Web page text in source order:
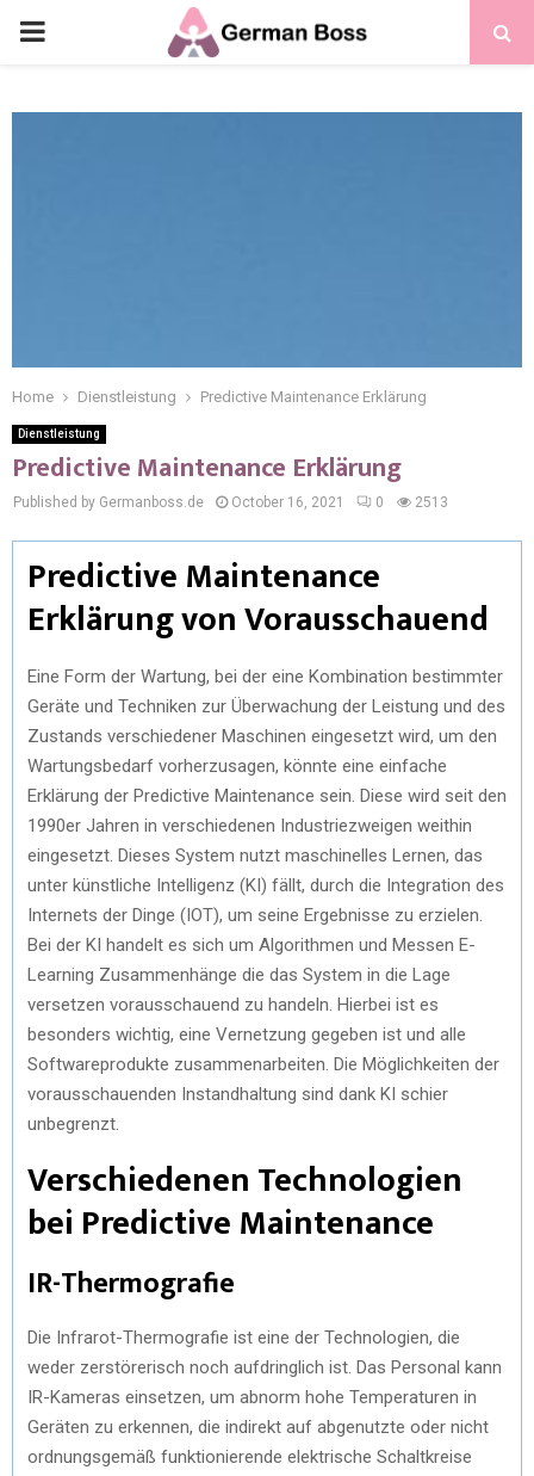
Home Dienstleistung Predictive Maintenance Erklärung
Dienstleistung
Predictive Maintenance Erklärung
Published by Germanboss.de October 16, 2021 0 2513
Predictive Maintenance
Erklärung von Vorausschauend
Eine Form der Wartung, bei der eine Kombination bestimmter
Geräte und Techniken zur Überwachung der Leistung und des
Zustands verschiedener Maschinen eingesetzt wird, um den
Wartungsbedarf vorherzusagen, könnte eine einfache
Erklärung der Predictive Maintenance sein. Diese wird seit den
1990er Jahren in verschiedenen Industriezweigen weithin
eingesetzt. Dieses System nutzt maschinelles Lernen, das
unter künstliche Intelligenz (KI) fällt, durch die Integration des
Internets der Dinge (IOT), um seine Ergebnisse zu erzielen.
Bei der KI handelt es sich um Algorithmen und Messen E-
Learning Zusammenhänge die das System in die Lage
versetzen vorausschauend zu handeln. Hierbei ist es
besonders wichtig, eine Vernetzung gegeben ist und alle
Softwareprodukte zusammenarbeiten. Die Möglichkeiten der
vorausschauenden Instandhaltung sind dank KI schier
unbegrenzt.
Verschiedenen Technologien
bei Predictive Maintenance
IR-Thermografie
Die Infrarot-Thermografie ist eine der Technologien, die
weder zerstörerisch noch aufdringlich ist. Das Personal kann
IR-Kameras einsetzen, um abnorm hohe Temperaturen in
Geräten zu erkennen, die indirekt auf abgenutzte oder nicht
ordnungsgemäß funktionierende elektrische Schaltkreise